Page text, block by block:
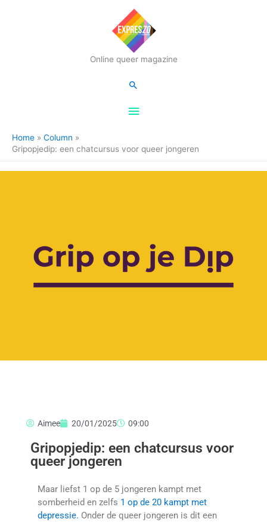
Online queer magazine
Hoofdmenu
Zoeken
Home
Column
Gripopjedip: een chatcursus voor queer jongeren
Aimee 20/01/2025 09:00
Gripopjedip: een chatcursus voor
queer jongeren
Maar liefst 1 op de 5 jongeren kampt met
somberheid en zelfs 1 op de 20 kampt met
depressie. Onder de queer jongeren is dit een